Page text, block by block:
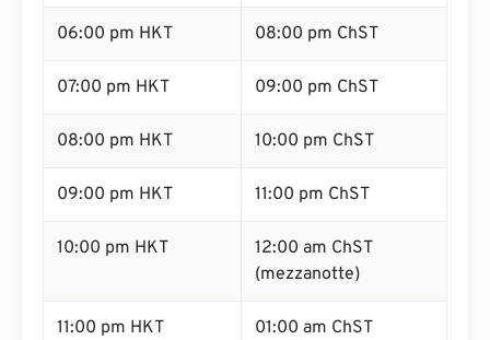
06:00 pm HKT 08:00 pm ChST
07:00 pm HKT 09:00 pm ChST
08:00 pm HKT 10:00 pm ChST
09:00 pm HKT 11:00 pm ChST
10:00 pm HKT
12:00 am ChST
(mezzanotte)
11:00 pm HKT 01:00 am ChST